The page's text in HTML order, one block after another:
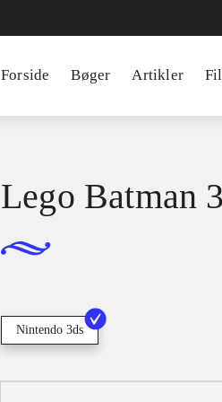
Forside Bøger Artikler
Lego Batman
Nintendo 3ds